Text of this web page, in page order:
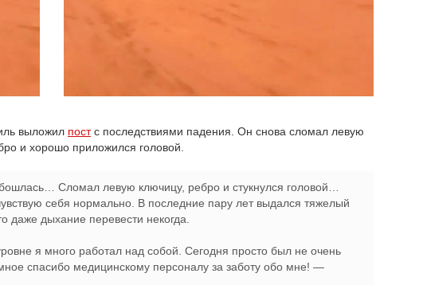
выложил постс последствиями падения. Он снова сломал левую
и хорошо приложился головой.
Сломал левую ключицу, ребро и стукнулся головой…
себя нормально. В последние пару лет выдался тяжелый
дыхание перевести некогда.
я много работал над собой. Сегодня просто был не очень
спасибо медицинскому персоналу за заботу обо мне! —